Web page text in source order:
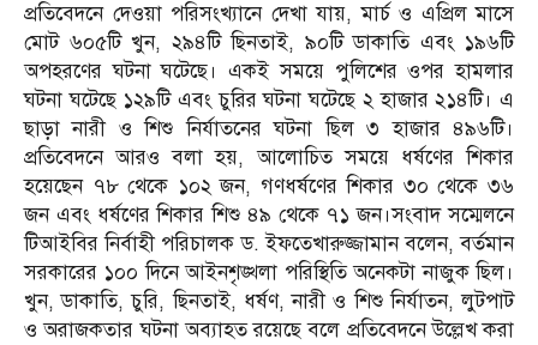
প্রতিবেদনে দেওয়া পরিসংখ্যানে দেখা যায়, মার্চ ও এপ্রিল মাসে
মোট ৬০৫টি খুন, ২৯৪টি ছিনতাই, ৯০টি ডাকাতি এবং ১৯৬টি
অপহরণের ঘটনা ঘটেছে। একই সময়ে পুলিশের ওপর হামলার
ঘটনা ঘটেছে ১২৯টি এবং চুরির ঘটনা ঘটেছে ২ হাজার ২১৪টি। এ
ছাড়া নারী ও শিশু নির্যাতনের ঘটনা ছিল ৩ হাজার ৪৯৬টি।
প্রতিবেদনে আরও বলা হয়, আলোচিত সময়ে ধর্ষণের শিকার
হয়েছেন ৭৮ থেকে ১০২ জন, গণধর্ষণের শিকার ৩০ থেকে ৩৬
জন এবং ধর্ষণের শিকার শিশু ৪৯ থেকে ৭১ জন।সংবাদ সম্মেলনে
টিআইবির নির্বাহী পরিচালক ড. ইফতেখারুজ্জামান বলেন, বর্তমান
সরকারের ১০০ দিনে আইনশৃঙ্খলা পরিস্থিতি অনেকটা নাজুক ছিল।
খুন, ডাকাতি, চুরি, ছিনতাই, ধর্ষণ, নারী ও শিশু নির্যাতন, লুটপাট
ও অরাজকতার ঘটনা অব্যাহত রয়েছে বলে প্রতিবেদনে উল্লেখ করা